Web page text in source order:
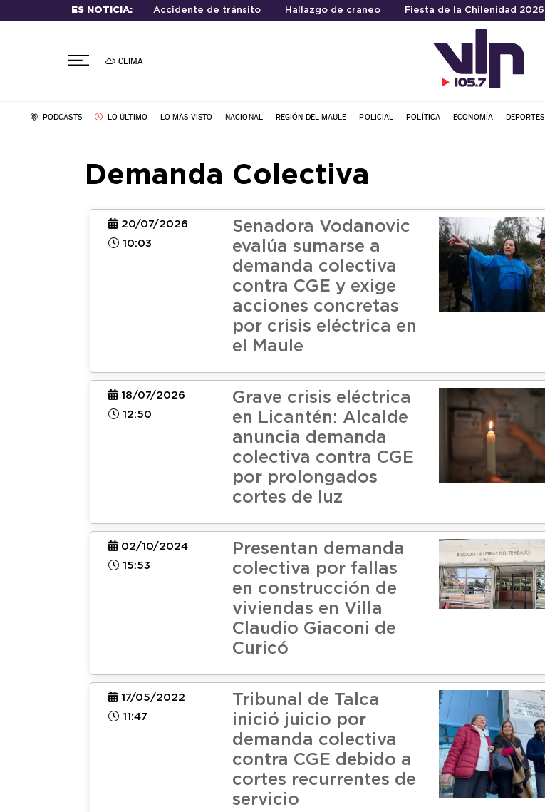
ES NOTICIA: Accidente de tránsito Hallazgo de craneo Fiesta de la Chilenidad 2026
CLIMA
PODCASTS LO ÚLTIMO LO MÁS VISTO NACIONAL REGIÓN DEL MAULE POLICIAL POLÍTICA ECONOMÍA DEPORTES
Demanda Colectiva
20/07/2026
10:03
Senadora Vodanovic
evalúa sumarse a
demanda colectiva
contra CGE y exige
acciones concretas
por crisis eléctrica en
el Maule
18/07/2026
12:50
Grave crisis eléctrica
en Licantén: Alcalde
anuncia demanda
colectiva contra CGE
por prolongados
cortes de luz
02/10/2024
15:53
Presentan demanda
colectiva por fallas
en construcción de
viviendas en Villa
Claudio Giaconi de
Curicó
17/05/2022
11:47
Tribunal de Talca
inició juicio por
demanda colectiva
contra CGE debido a
cortes recurrentes de
servicio